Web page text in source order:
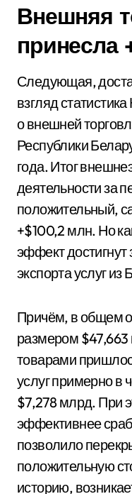
Внешняя
принесла
Следующая,
взгляд
о внешней
Республики
года. Итог
деятельности за
положительный,
+$100,2 млн. Но
эффект достигнут
экспорта услуг из
Причём, в общем
размером
товарами
услуг примерно в
$7,278 млрд. При
эффективнее
позволило
положительную
историю,